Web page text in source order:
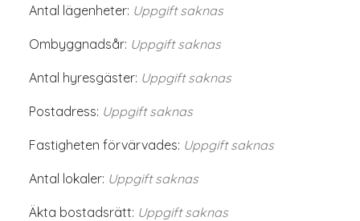
Antal lägenheter: Uppgift saknas
Ombyggnadsår: Uppgift saknas
Antal hyresgäster: Uppgift saknas
Postadress: Uppgift saknas
Fastigheten förvärvades: Uppgift saknas
Antal lokaler: Uppgift saknas
Äkta bostadsrätt: Uppgift saknas